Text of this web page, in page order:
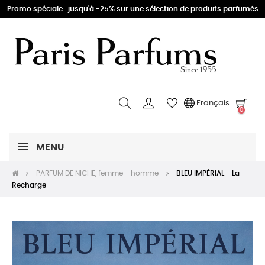
Promo spéciale : jusqu'à -25% sur une sélection de produits parfumés
Français
0
MENU
PARFUM DE NICHE, femme - homme
BLEU IMPÉRIAL - La
Recharge